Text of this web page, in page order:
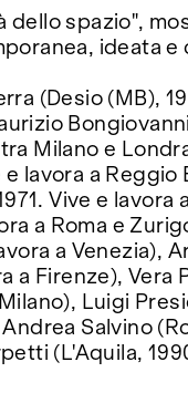
dello spazio",
ideata e
(Desio (MB),
Milano e
lavora a Reggio
Vive e lavora
a Roma e
a Venezia),
a Firenze), Vera
Luigi
Salvino
(L'Aquila,